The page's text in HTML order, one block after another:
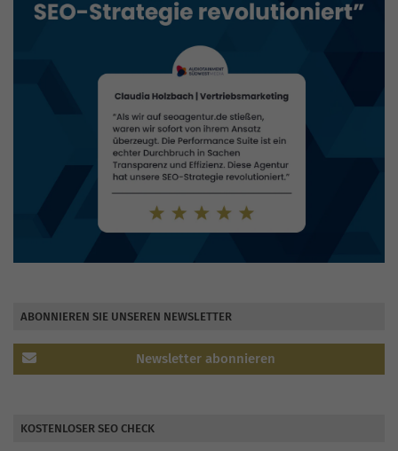
ABONNIEREN SIE UNSEREN NEWSLETTER
Newsletter abonnieren
KOSTENLOSER SEO CHECK